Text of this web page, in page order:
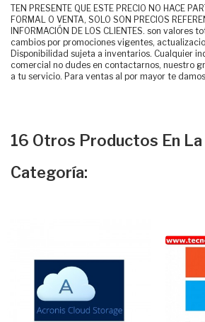
TEN PRESENTE QUE ESTE PRECIO NO HACE
FORMAL O VENTA, SOLO SON PRECIOS
INFORMACIÓN DE LOS CLIENTES. son valores
cambios por promociones vigentes,
Disponibilidad sujeta a inventarios. Cualquier
comercial no dudes en contactarnos, nuestro
a tu servicio. Para ventas al por mayor te
16 Otros Productos En
Categoría: